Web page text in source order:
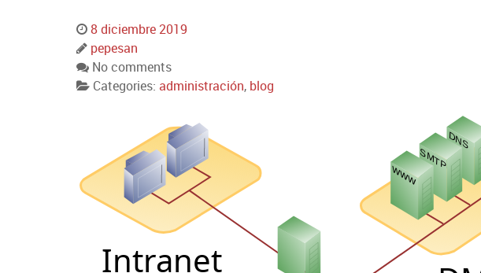
8 diciembre 2019
pepesan
No comments
Categories: administración, blog